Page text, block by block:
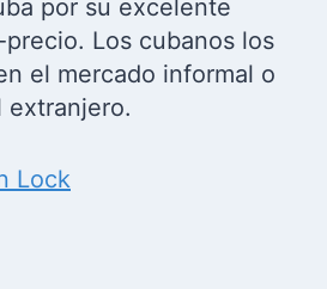
por su excelente
Los cubanos los
el mercado informal o
extranjero.
Lock